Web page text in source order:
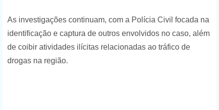
As investigações continuam, com a Polícia Civil focada na
identificação e captura de outros envolvidos no caso, além
de coibir atividades ilícitas relacionadas ao tráfico de
drogas na região.